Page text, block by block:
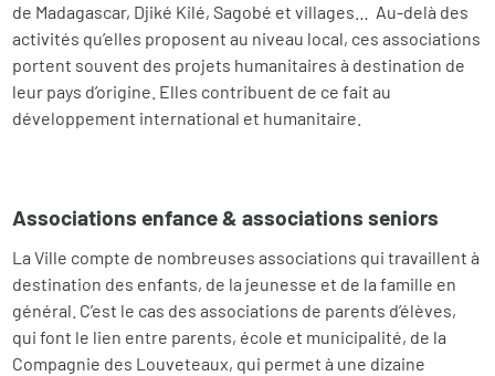
de Madagascar, Djiké Kilé, Sagobé et villages… Au-delà des
activités qu’elles proposent au niveau local, ces associations
portent souvent des projets humanitaires à destination de
leur pays d’origine. Elles contribuent de ce fait au
développement international et humanitaire.
Associations enfance & associations seniors
La Ville compte de nombreuses associations qui travaillent à
destination des enfants, de la jeunesse et de la famille en
général. C’est le cas des associations de parents d’élèves,
qui font le lien entre parents, école et municipalité, de la
Compagnie des Louveteaux, qui permet à une dizaine